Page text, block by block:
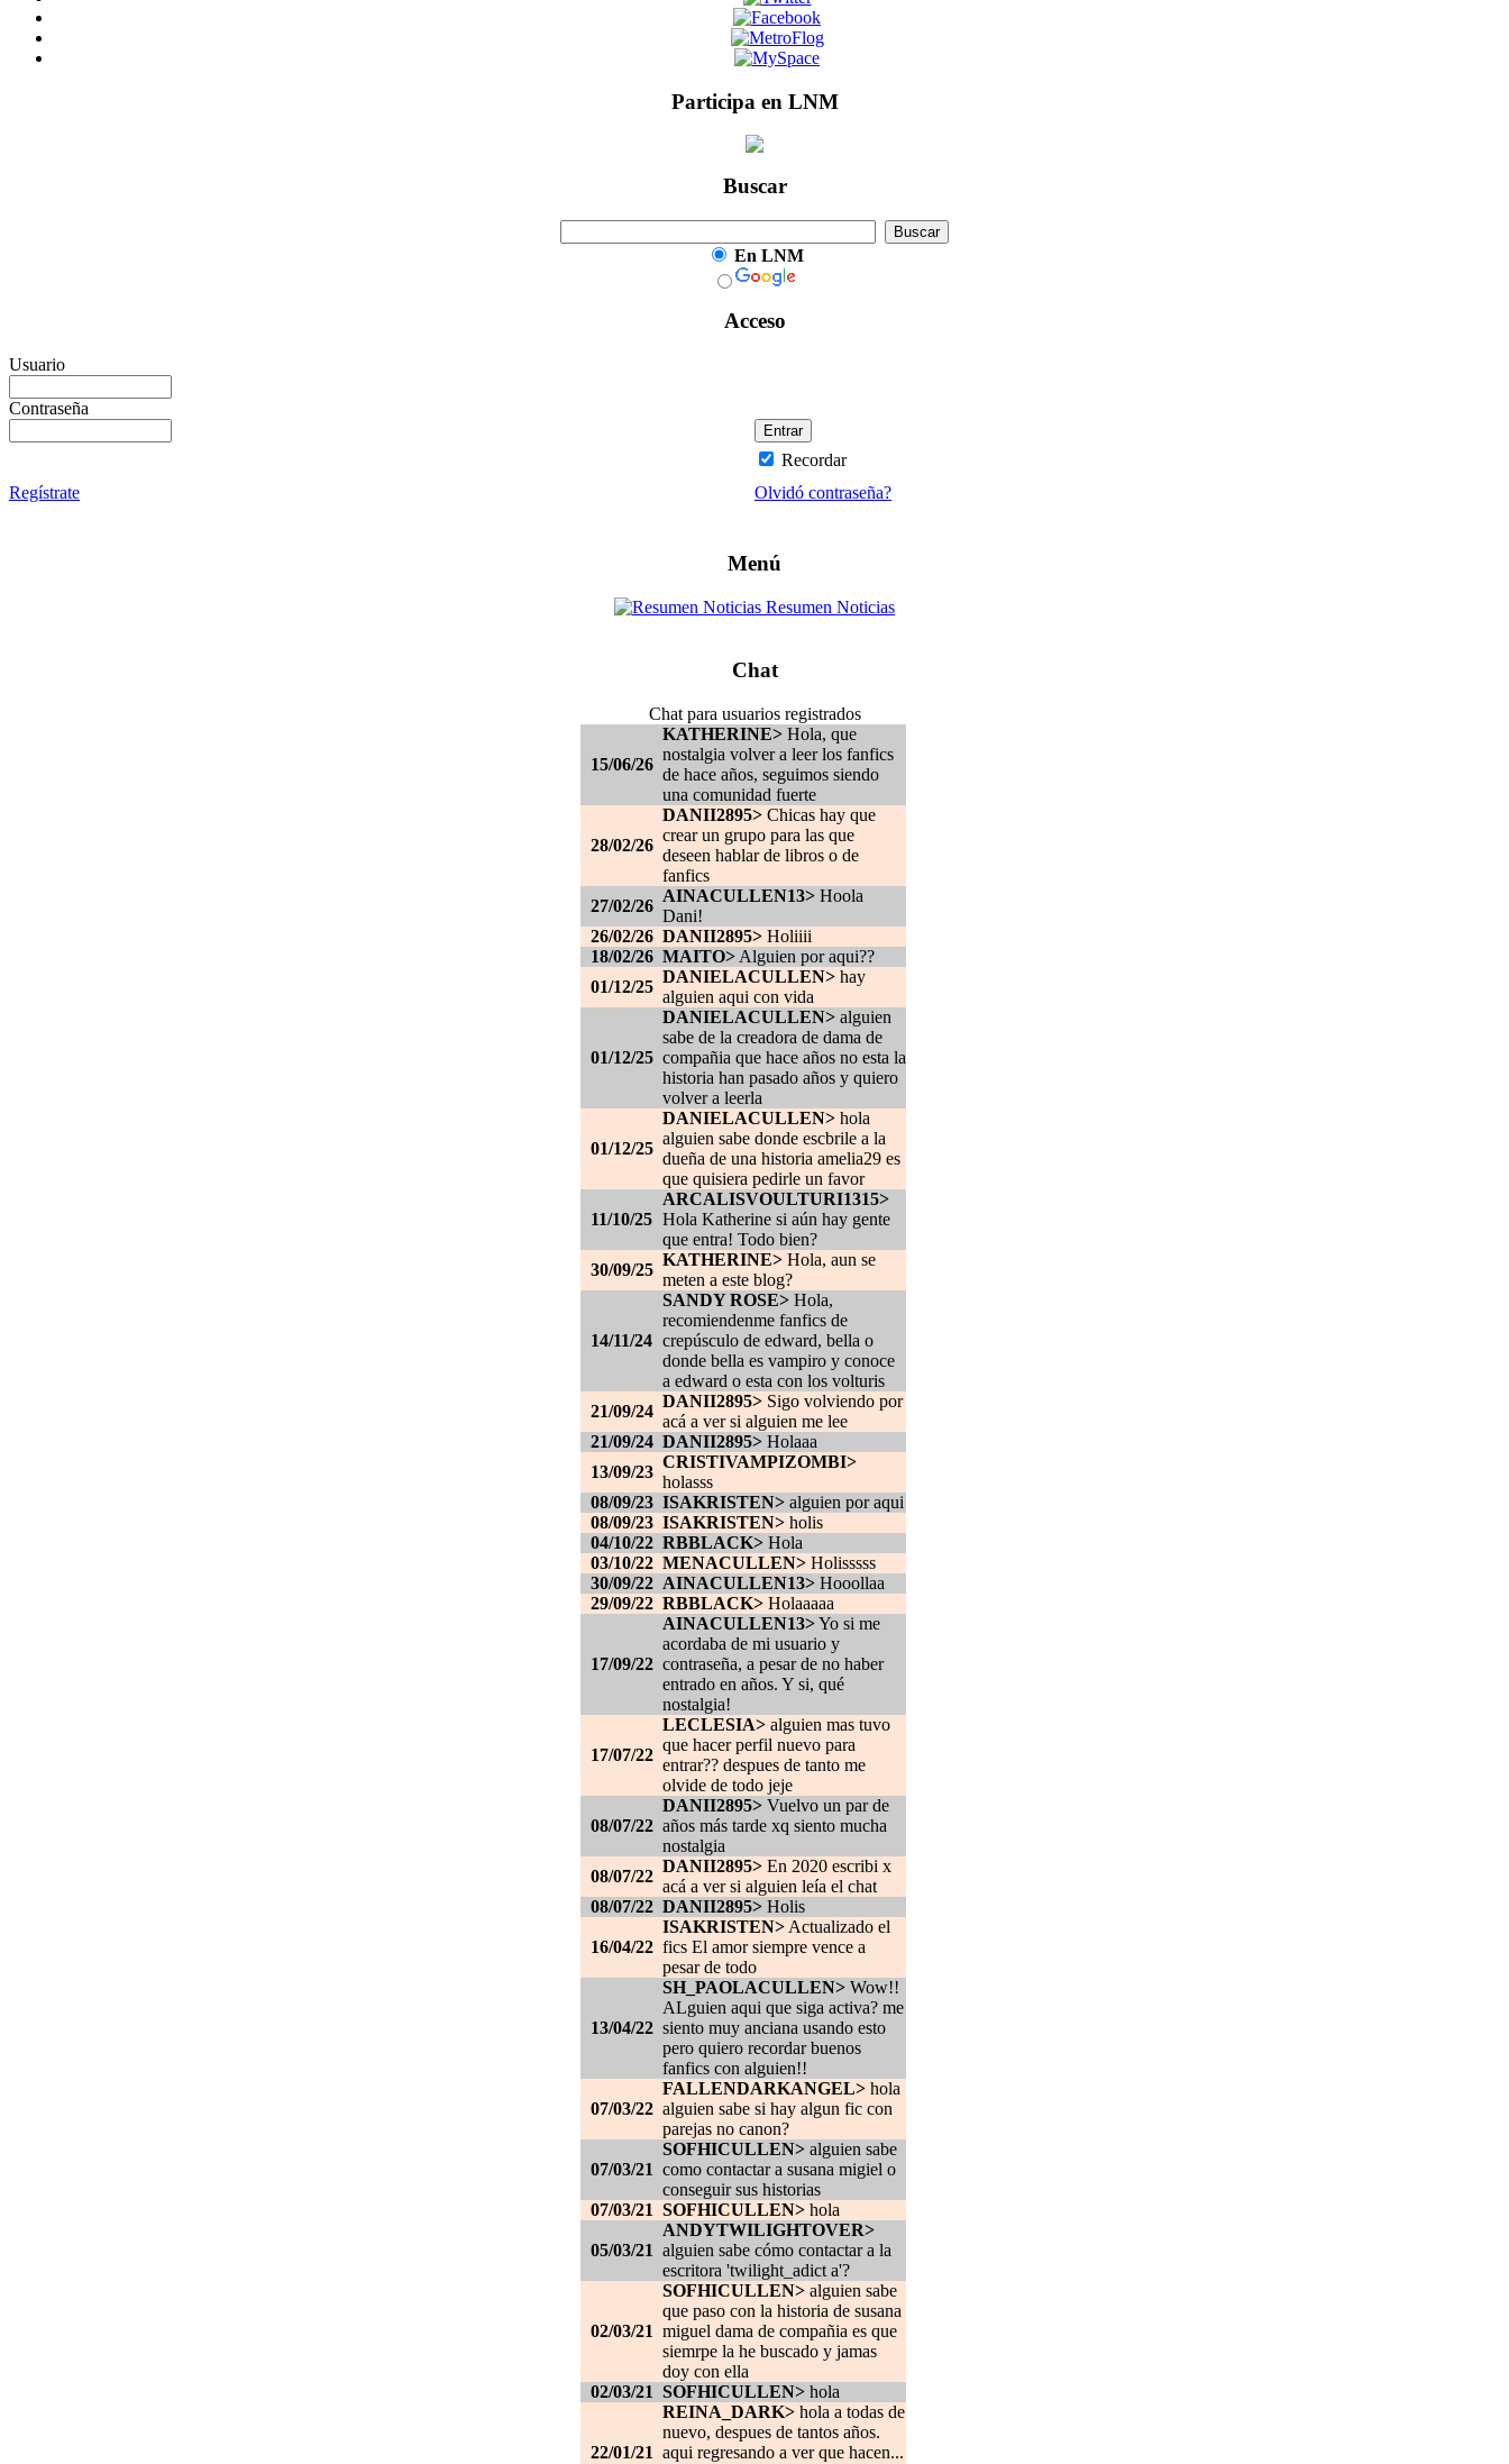
Participa en LNM
Buscar
En LNM
Acceso
Usuario
Contraseña
Recordar
Regístrate
Olvidó contraseña?
Menú
Resumen Noticias
Chat
Chat para usuarios registrados
15/06/26
KATHERINE> Hola, que
nostalgia volver a leer los fanfics
de hace años, seguimos siendo
una comunidad fuerte
28/02/26
DANII2895> Chicas hay que
crear un grupo para las que
deseen hablar de libros o de
fanfics
27/02/26
AINACULLEN13> Hoola
Dani!
26/02/26 DANII2895> Holiiii
18/02/26 MAITO> Alguien por aqui??
01/12/25
DANIELACULLEN> hay
alguien aqui con vida
01/12/25
DANIELACULLEN> alguien
sabe de la creadora de dama de
compañia que hace años no esta la
historia han pasado años y quiero
volver a leerla
01/12/25
DANIELACULLEN> hola
alguien sabe donde escbrile a la
dueña de una historia amelia29 es
que quisiera pedirle un favor
11/10/25
ARCALISVOULTURI1315>
Hola Katherine si aún hay gente
que entra! Todo bien?
30/09/25
KATHERINE> Hola, aun se
meten a este blog?
14/11/24
SANDY ROSE> Hola,
recomiendenme fanfics de
crepúsculo de edward, bella o
donde bella es vampiro y conoce
a edward o esta con los volturis
21/09/24
DANII2895> Sigo volviendo por
acá a ver si alguien me lee
21/09/24 DANII2895> Holaaa
13/09/23
CRISTIVAMPIZOMBI>
holasss
08/09/23 ISAKRISTEN> alguien por aqui
08/09/23 ISAKRISTEN> holis
04/10/22 RBBLACK> Hola
03/10/22 MENACULLEN> Holisssss
30/09/22 AINACULLEN13> Hooollaa
29/09/22 RBBLACK> Holaaaaa
17/09/22
AINACULLEN13>Yo si me
acordaba de mi usuario y
contraseña, a pesar de no haber
entrado en años. Y si, qué
nostalgia!
17/07/22
LECLESIA> alguien mas tuvo
que hacer perfil nuevo para
entrar?? despues de tanto me
olvide de todo jeje
08/07/22
DANII2895> Vuelvo un par de
años más tarde xq siento mucha
nostalgia
08/07/22
DANII2895> En 2020 escribi x
acá a ver si alguien leía el chat
08/07/22 DANII2895> Holis
16/04/22
ISAKRISTEN> Actualizado el
fics El amor siempre vence a
pesar de todo
13/04/22
SH_PAOLACULLEN> Wow!!
ALguien aqui que siga activa? me
siento muy anciana usando esto
pero quiero recordar buenos
fanfics con alguien!!
07/03/22
FALLENDARKANGEL> hola
alguien sabe si hay algun fic con
parejas no canon?
07/03/21
SOFHICULLEN> alguien sabe
como contactar a susana migiel o
conseguir sus historias
07/03/21 SOFHICULLEN> hola
05/03/21
ANDYTWILIGHTOVER>
alguien sabe cómo contactar a la
escritora 'twilight_adict a'?
02/03/21
SOFHICULLEN> alguien sabe
que paso con la historia de susana
miguel dama de compañia es que
siemrpe la he buscado y jamas
doy con ella
02/03/21 SOFHICULLEN> hola
22/01/21
REINA_DARK> hola a todas de
nuevo, despues de tantos años.
aqui regresando a ver que hacen...